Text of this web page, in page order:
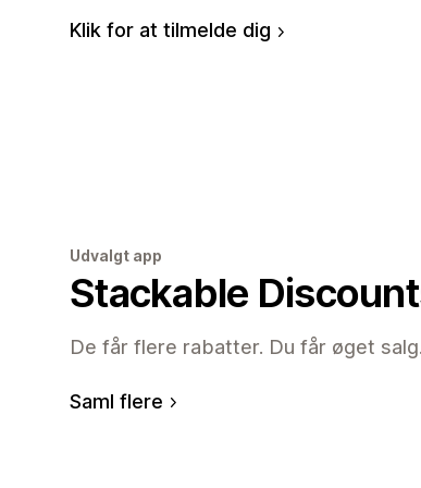
Klik for at tilmelde dig
Udvalgt app
Stackable
De får flere rabatter. Du får øget salg.
Saml flere